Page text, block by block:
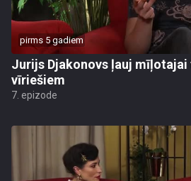
pirms 5 gadiem
Jurijs Djakonovs ļauj
vīriešiem
7. epizode